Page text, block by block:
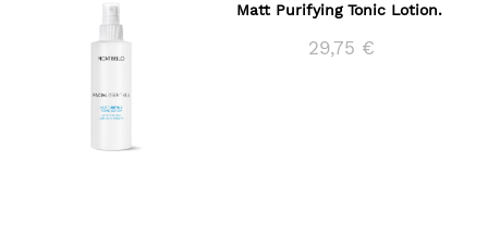
Matt Purifying Tonic Lotion.
29,75 €